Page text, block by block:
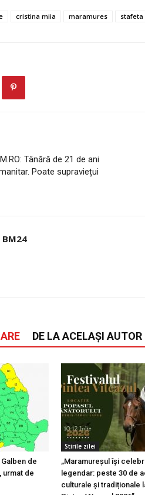
cristina miia maramures stafeta
Tânără de 21 de ani
Poate supraviețui
BM24
DE LA ACELAȘI AUTOR
de
urmat de
Stirile zilei
„Maramureșul își
legendar: peste 30 de
culturale și tradiționale